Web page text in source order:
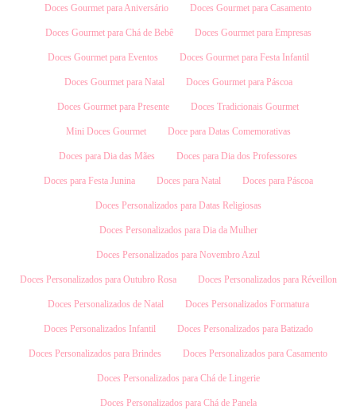
Doces Gourmet para Aniversário Doces Gourmet para Casamento
Doces Gourmet para Chá de Bebê Doces Gourmet para Empresas
Doces Gourmet para Eventos Doces Gourmet para Festa Infantil
Doces Gourmet para Natal Doces Gourmet para Páscoa
Doces Gourmet para Presente Doces Tradicionais Gourmet
Mini Doces Gourmet Doce para Datas Comemorativas
Doces para Dia das Mães Doces para Dia dos Professores
Doces para Festa Junina Doces para Natal Doces para Páscoa
Doces Personalizados para Datas Religiosas
Doces Personalizados para Dia da Mulher
Doces Personalizados para Novembro Azul
Doces Personalizados para Outubro Rosa Doces Personalizados para Réveillon
Doces Personalizados de Natal Doces Personalizados Formatura
Doces Personalizados Infantil Doces Personalizados para Batizado
Doces Personalizados para Brindes Doces Personalizados para Casamento
Doces Personalizados para Chá de Lingerie
Doces Personalizados para Chá de Panela